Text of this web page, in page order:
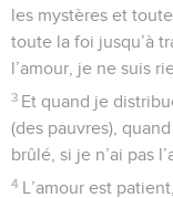
les mystères et
toute la foi jusqu’à
l’amour, je ne suis
3 Et quand je
(des pauvres),
brûlé, si je n’ai pas
4 L’amour est